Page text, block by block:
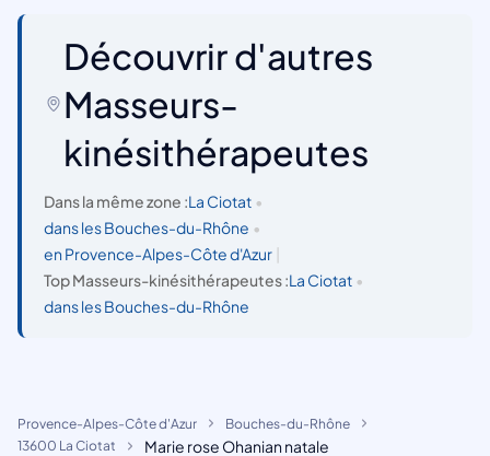
Découvrir d'autres
Masseurs-
kinésithérapeutes
Dans la même zone :La Ciotat •
dans les Bouches-du-Rhône •
en Provence-Alpes-Côte d'Azur
Top Masseurs-kinésithérapeutes :La Ciotat •
dans les Bouches-du-Rhône
Provence-Alpes-Côte d'Azur
Bouches-du-Rhône
13600 La Ciotat
Marie rose Ohanian natale